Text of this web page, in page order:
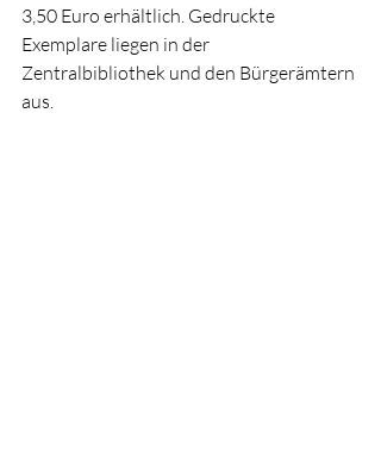
3,50 Euro erhältlich. Gedruckte
Exemplare liegen in der
Zentralbibliothek und den Bürgerämtern
aus.